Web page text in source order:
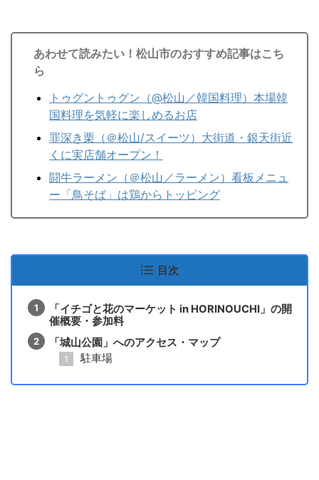
あわせて読みたい！松山市のおすすめ記事はこち
ら
トゥグントゥグン（@松山／韓国料理）本場韓
国料理を気軽に楽しめるお店
罪深き栗（＠松山/スイーツ）大街道・銀天街近
くに実店舗オープン！
闘牛ラーメン（＠松山／ラーメン）看板メニュ
ー「鳥そば」は鶏からトッピング
目次
「イチゴと花のマーケット in HORINOUCHI」の開
催概要・参加料
「城山公園」へのアクセス・マップ
駐車場